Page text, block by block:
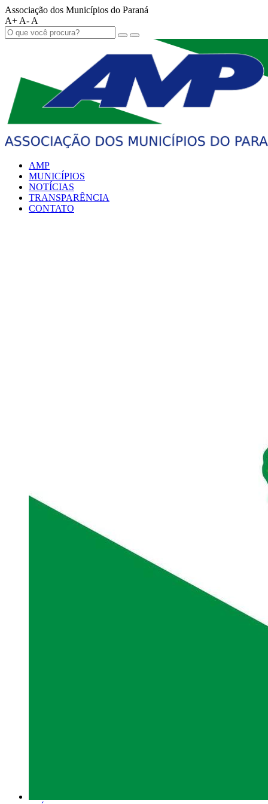
Associação dos Municípios do Paraná
A+ A- A
AMP
MUNICÍPIOS
NOTÍCIAS
TRANSPARÊNCIA
CONTATO